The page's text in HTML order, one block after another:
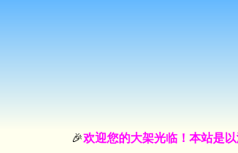
欢迎您的大架光临！本站是以游